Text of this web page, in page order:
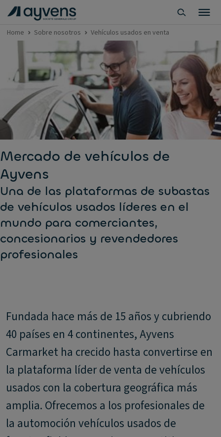
Home Sobre nosotros Vehículos usados en venta
Mercado de vehículos de
Ayvens
Una de las plataformas de subastas
de vehículos usados líderes en el
mundo para comerciantes,
concesionarios y revendedores
profesionales
Fundada hace más de 15 años y cubriendo
40 países en 4 continentes, Ayvens
Carmarket ha crecido hasta convertirse en
la plataforma líder de venta de vehículos
usados con la cobertura geográfica más
amplia. Ofrecemos a los profesionales de
la automoción vehículos usados de